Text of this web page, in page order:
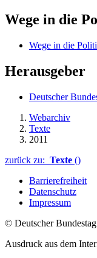
Wege in die
Wege in die
Herausgeber
Deutscher
Webarchiv
Texte
2011
zurück zu: Texte ()
Barrierefreiheit
Datenschutz
Impressum
© Deutscher Bundestag
Ausdruck aus dem